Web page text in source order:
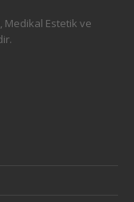
Medikal Estetik ve